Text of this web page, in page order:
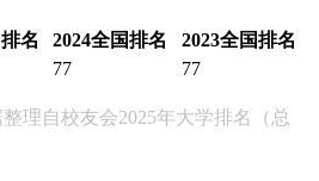
名 2024全国排名
2023全国排名
77 77
理自校友会2025年大学排名（总